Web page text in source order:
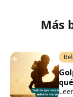
Más